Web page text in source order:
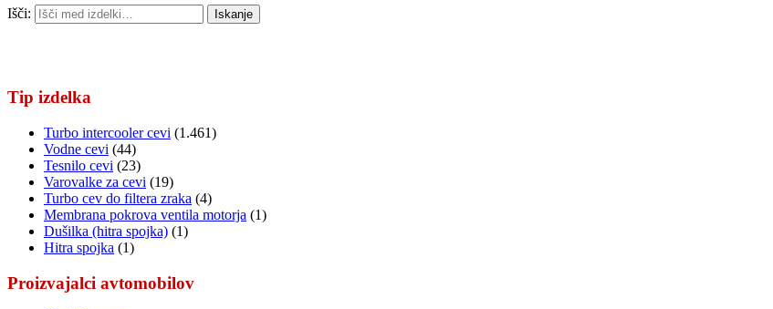
Išči: Iskanje
Tip izdelka
Turbo intercooler cevi (1.461)
Vodne cevi (44)
Tesnilo cevi (23)
Varovalke za cevi (19)
Turbo cev do filtera zraka (4)
Membrana pokrova ventila motorja (1)
Dušilka (hitra spojka) (1)
Hitra spojka (1)
Proizvajalci avtomobilov